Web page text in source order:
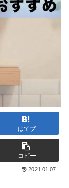
はてブ
コピー
2021.01.07